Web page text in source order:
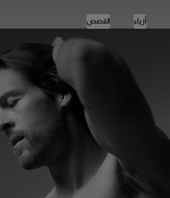
أزياء القصص